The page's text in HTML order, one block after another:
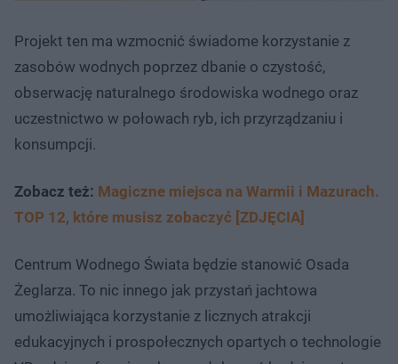
Projekt ten ma wzmocnić świadome korzystanie z
zasobów wodnych poprzez dbanie o czystość,
obserwację naturalnego środowiska wodnego oraz
uczestnictwo w połowach ryb, ich przyrządzaniu i
konsumpcji.
Zobacz też: Magiczne miejsca na Warmii i Mazurach.
TOP 12, które musisz zobaczyć [ZDJĘCIA]
Centrum Wodnego Świata będzie stanowić Osada
Żeglarza. To nic innego jak przystań jachtowa
umożliwiająca korzystanie z licznych atrakcji
edukacyjnych i prospołecznych opartych o technologie